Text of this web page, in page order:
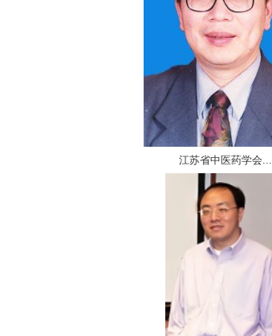
江苏省中医药学会...